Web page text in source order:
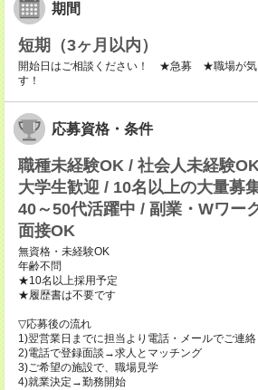
期間
短期（3ヶ月以内）
開始日はご相談ください！ ★急募 ★職場が気
す！
応募資格・条件
職種未経験OK / 社会人未経験
大学生歓迎 / 10名以上の大量募
40～50代活躍中 / 副業・Wワー
面接OK
無資格・未経験OK
年齢不問
★10名以上採用予定
★履歴書は不要です
▽応募後の流れ
1)翌営業日までに担当より電話・メールでご連絡
2)電話で登録面談→求人とマッチング
3)ご希望の施設で、職場見学
4)就業決定→勤務開始